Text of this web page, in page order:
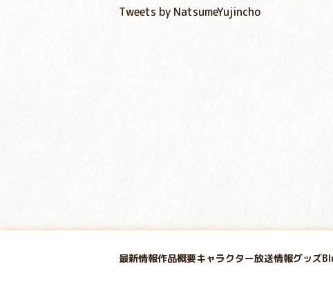
Tweets by NatsumeYujincho
最新情報作品概要キャラクター放送情報グッズ